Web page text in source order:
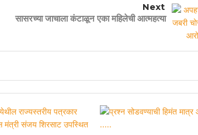
Next
सासरच्या जाचाला कंटाळून एका महिलेची आत्महत्या